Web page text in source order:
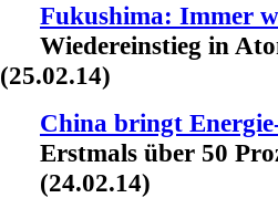
Fukushima: Immer
Wiedereinstieg in
(25.02.14)
China bringt
Erstmals über 50
(24.02.14)